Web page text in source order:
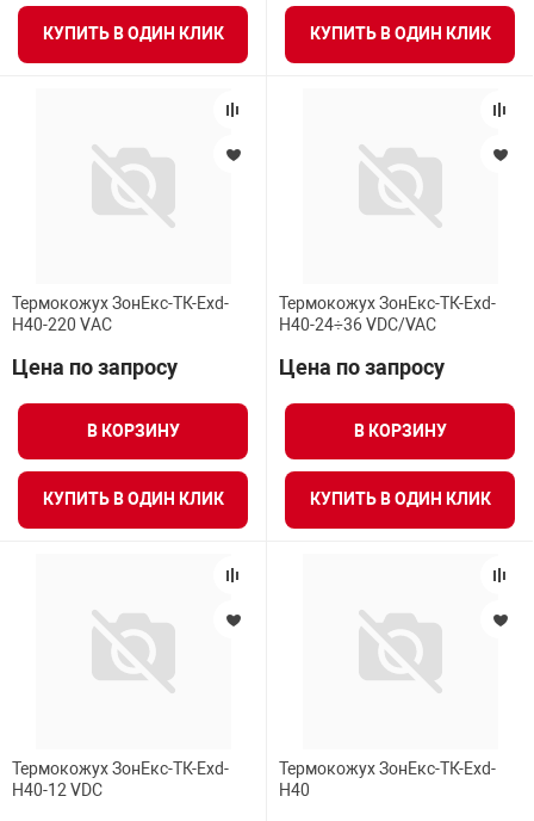
КУПИТЬ В ОДИН КЛИК КУПИТЬ В ОДИН КЛИК
Термокожух ЗонЕкс-ТК-Exd-
Н40-220 VАС
Цена по запросу
В КОРЗИНУ
КУПИТЬ В ОДИН КЛИК
Термокожух ЗонЕкс-ТК-Exd-
Н40-24÷36 VDC/VAC
Цена по запросу
В КОРЗИНУ
КУПИТЬ В ОДИН КЛИК
Термокожух ЗонЕкс-ТК-Exd-
Н40-12 VDC
Термокожух ЗонЕкс-ТК-Exd-
Н40